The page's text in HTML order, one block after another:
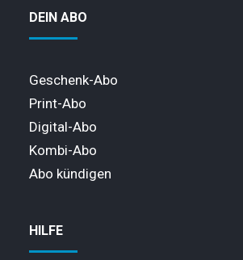
DEIN ABO
Geschenk-Abo
Print-Abo
Digital-Abo
Kombi-Abo
Abo kündigen
HILFE